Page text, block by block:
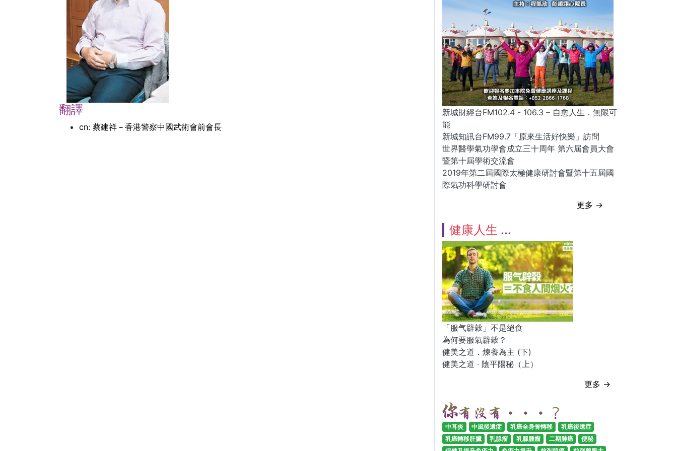
翻譯
cn: 蔡建祥－香港警察中國武術會前會長
新城財經台FM102.4 - 106.3 – 自愈人生．無限可
能
新城知訊台FM99.7「原來生活好快樂」訪問
世界醫學氣功學會成立三十周年 第六屆會員大會
暨第十屆學術交流會
2019年第二屆國際太極健康研討會暨第十五屆國
際氣功科學研討會
更多 →
健康人生
「服气辟穀」不是絕食
為何要服氣辟穀？
健美之道．煉養為主 (下)
健美之道 ‧ 陰平陽秘（上）
更多 →
中耳炎 中風後遺症 乳癌全身骨轉移
乳癌後遺症
乳癌轉移肝臟
乳腺瘤 乳腺腫瘤 二期肺癌
便秘